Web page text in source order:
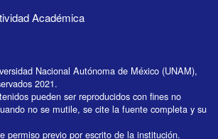
Académica
Nacional Autónoma de México (UNAM),
2021.
pueden ser reproducidos con fines no
no se mutile, se cite la fuente completa y su
permiso previo por escrito de la institución.